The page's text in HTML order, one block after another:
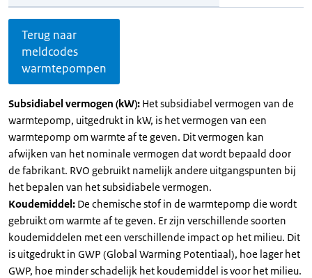
Terug naar
meldcodes
warmtepompen
Subsidiabel vermogen (kW): Het subsidiabel vermogen van de
warmtepomp, uitgedrukt in kW, is het vermogen van een
warmtepomp om warmte af te geven. Dit vermogen kan
afwijken van het nominale vermogen dat wordt bepaald door
de fabrikant. RVO gebruikt namelijk andere uitgangspunten bij
het bepalen van het subsidiabele vermogen.
Koudemiddel: De chemische stof in de warmtepomp die wordt
gebruikt om warmte af te geven. Er zijn verschillende soorten
koudemiddelen met een verschillende impact op het milieu. Dit
is uitgedrukt in GWP (Global Warming Potentiaal), hoe lager het
GWP, hoe minder schadelijk het koudemiddel is voor het milieu.